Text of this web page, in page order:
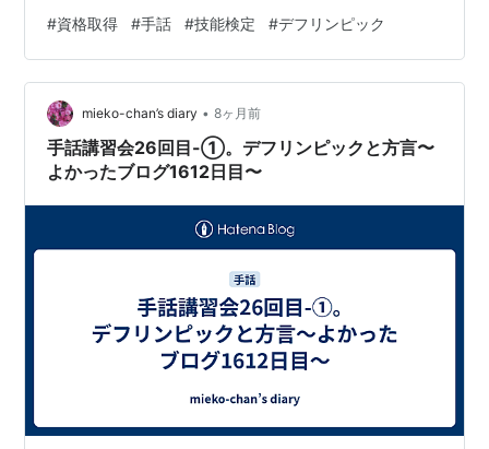
1．デフリンピック 私は以前より手話に関心を持っていま
したが、「デフリンピック」のことは聞いたことがな
く、今回日本で開催されるということで、初めて知りま
した。 世の中的にも私と同じような人が多いみたいで、
公益財団法人日本財団パラスポーツサポートセンターに
よる認知度調査で…
#資格取得 #手話 #技能検定 #デフリンピック
mieko-chan’s diary • 8ヶ月前
手話講習会26回目-①。デフリンピックと方言〜
よかったブログ1612日目〜